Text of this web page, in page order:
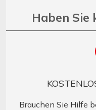
Haben Sie
Brauchen Sie Hilfe